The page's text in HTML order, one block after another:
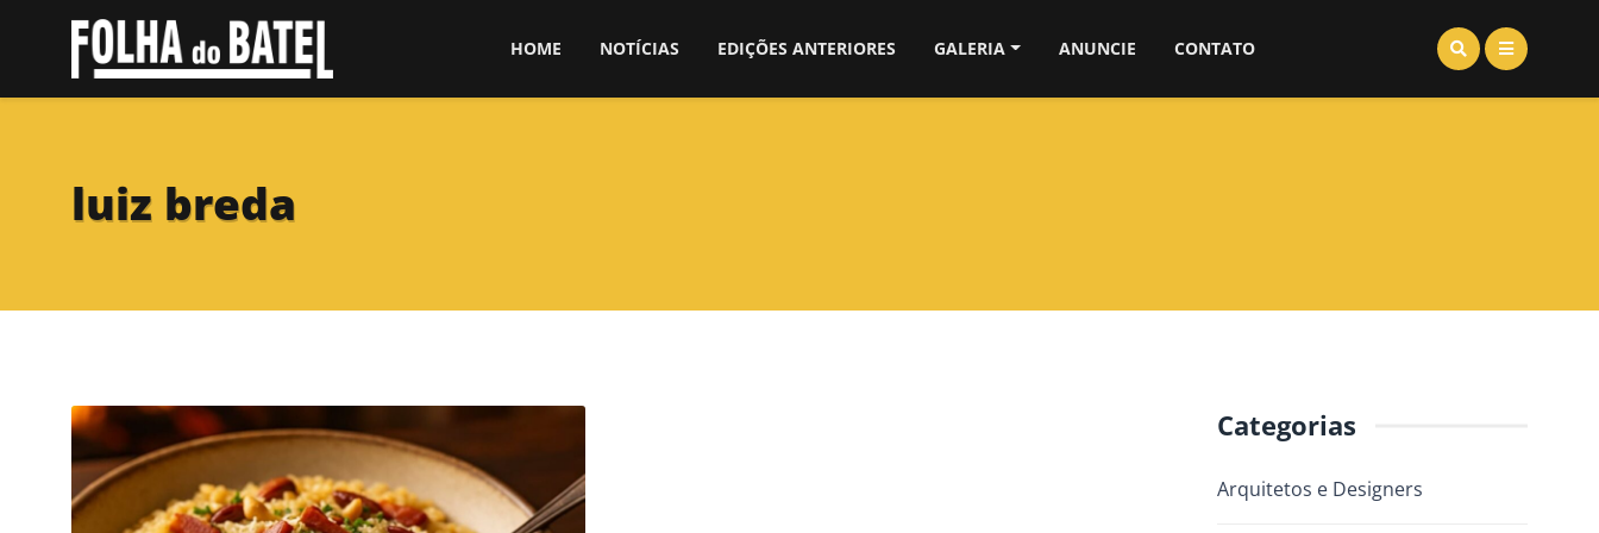
HOME NOTÍCIAS EDIÇÕES ANTERIORES GALERIA ANUNCIE CONTATO
luiz breda
Categorias
Arquitetos e Designers